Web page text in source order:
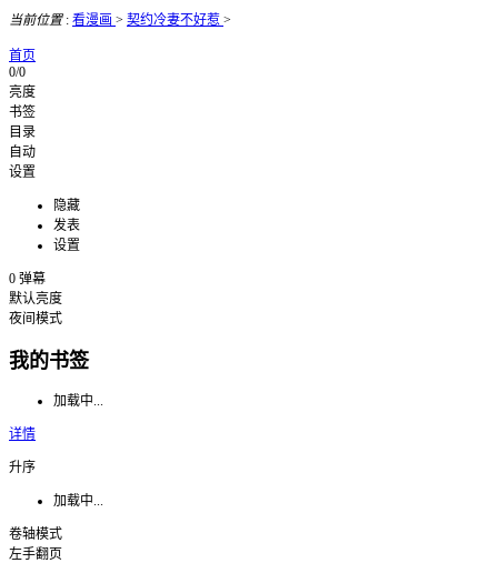
当前位置: 看漫画 > 契约冷妻不好惹 >
首页
0/0
亮度
书签
目录
自动
设置
隐藏
发表
设置
0 弹幕
默认亮度
夜间模式
我的书签
加载中...
详情
升序
加载中...
卷轴模式
左手翻页